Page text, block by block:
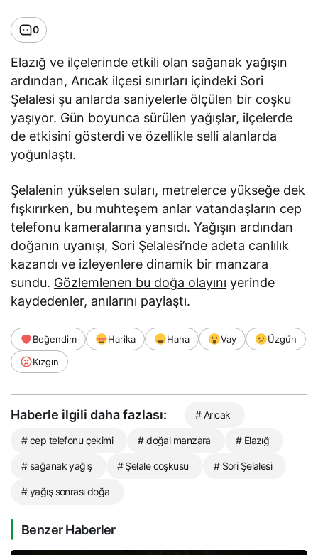
0
Elazığ ve ilçelerinde etkili olan sağanak yağışın
ardından, Arıcak ilçesi sınırları içindeki Sori
Şelalesi şu anlarda saniyelerle ölçülen bir coşku
yaşıyor. Gün boyunca sürülen yağışlar, ilçelerde
de etkisini gösterdi ve özellikle selli alanlarda
yoğunlaştı.
Şelalenin yükselen suları, metrelerce yükseğe dek
fışkırırken, bu muhteşem anlar vatandaşların cep
telefonu kameralarına yansıdı. Yağışın ardından
doğanın uyanışı, Sori Şelalesi’nde adeta canlılık
kazandı ve izleyenlere dinamik bir manzara
sundu. Gözlemlenen bu doğa olayını yerinde
kaydedenler, anılarını paylaştı.
Beğendim Harika Haha Vay
Üzgün
Kızgın
Haberle ilgili daha fazlası: # Arıcak
# cep telefonu çekimi # doğal manzara # Elazığ
# sağanak yağış # Şelale coşkusu # Sori Şelalesi
# yağış sonrası doğa
Benzer Haberler